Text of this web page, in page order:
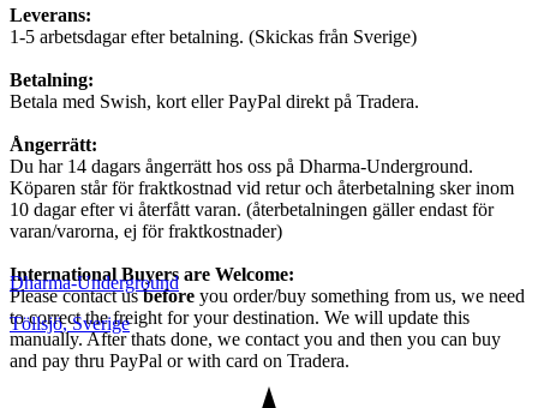
Leverans:
1-5 arbetsdagar efter betalning. (Skickas från Sverige)
Betalning:
Betala med Swish, kort eller PayPal direkt på Tradera.
Ångerrätt:
Du har 14 dagars ångerrätt hos oss på Dharma-Underground.
Köparen står för fraktkostnad vid retur och återbetalning sker inom
10 dagar efter vi återfått varan. (återbetalningen gäller endast för
varan/varorna, ej för fraktkostnader)
International Buyers are Welcome:
Please contact usbefore you order/buy something from us, we need
to correct the freight for your destination. We will update this
manually. After thats done, we contact you and then you can buy
and pay thru PayPal or with card on Tradera.
Dharma-Underground
Töllsjö,Sverige